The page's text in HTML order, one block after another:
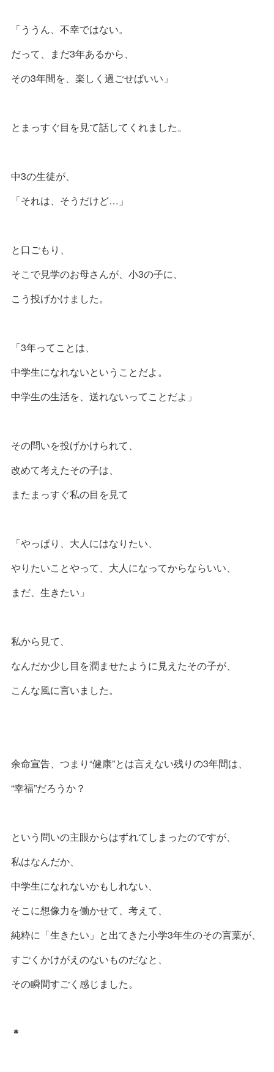
「ううん、不幸ではない。
だって、まだ3年あるから、
その3年間を、楽しく過ごせばいい」
とまっすぐ目を見て話してくれました。
中3の生徒が、
「それは、そうだけど…」
と口ごもり、
そこで見学のお母さんが、小3の子に、
こう投げかけました。
「3年ってことは、
中学生になれないということだよ。
中学生の生活を、送れないってことだよ」
その問いを投げかけられて、
改めて考えたその子は、
またまっすぐ私の目を見て
「やっぱり、大人にはなりたい、
やりたいことやって、大人になってからならいい、
まだ、生きたい」
私から見て、
なんだか少し目を潤ませたように見えたその子が、
こんな風に言いました。
余命宣告、つまり“健康”とは言えない残りの3年間は、
“幸福”だろうか？
という問いの主眼からはずれてしまったのですが、
私はなんだか、
中学生になれないかもしれない、
そこに想像力を働かせて、考えて、
純粋に「生きたい」と出てきた小学3年生のその言葉が、
すごくかけがえのないものだなと、
その瞬間すごく感じました。
＊